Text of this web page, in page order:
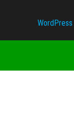
WordPress